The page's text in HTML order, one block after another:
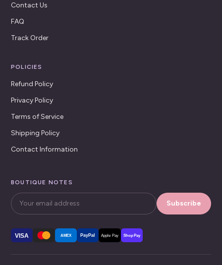
Contact Us
FAQ
Track Order
POLICIES
Refund Policy
Privacy Policy
Terms of Service
Shipping Policy
Contact Information
BOUTIQUE NOTES
Subscribe
VISA AMEX PayPal Apple Pay Shop Pay